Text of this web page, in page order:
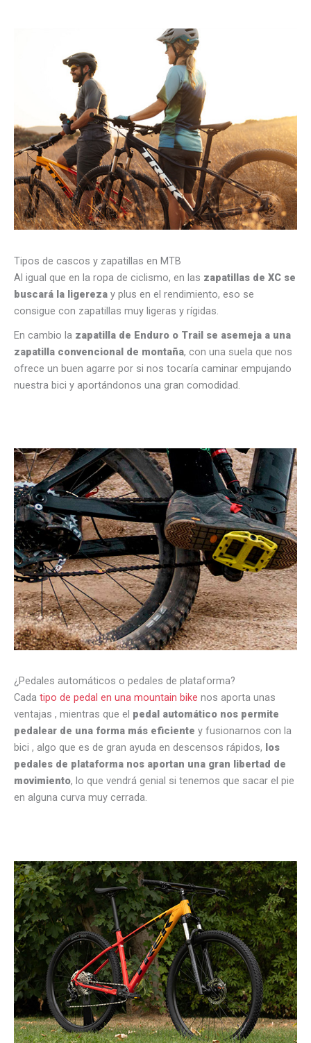
Tipos de cascos y zapatillas en MTB
Al igual que en la ropa de ciclismo, en las zapatillas de XC se
buscará la ligereza y plus en el rendimiento, eso se
consigue con zapatillas muy ligeras y rígidas.
En cambio la zapatilla de Enduro o Trail se asemeja a una
zapatilla convencional de montaña, con una suela que nos
ofrece un buen agarre por si nos tocaría caminar empujando
nuestra bici y aportándonos una gran comodidad.
¿Pedales automáticos o pedales de plataforma?
Cada tipo de pedal en una mountain bike nos aporta unas
ventajas , mientras que el pedal automático nos permite
pedalear de una forma más eficiente y fusionarnos con la
bici , algo que es de gran ayuda en descensos rápidos, los
pedales de plataforma nos aportan una gran libertad de
movimiento, lo que vendrá genial si tenemos que sacar el pie
en alguna curva muy cerrada.